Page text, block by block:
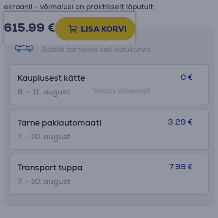
ekraanil - võimalusi on praktiliselt lõputult.
615.99 € LISA KORVI
Tarne võimalused
Sobilik tarneviis vali ostukorvis
Kauplusest kätte
8. - 11. august
0 €
Vaata lähemalt
Tarne pakiautomaati
7. - 10. august
3.29 €
Transport tuppa
7. - 10. august
7.99 €